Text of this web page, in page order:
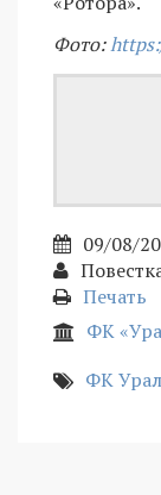
Фото:
09/08/
Печать
ФК
ФК